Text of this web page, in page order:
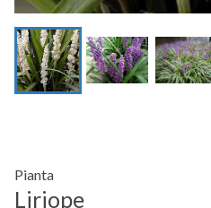
Pianta
Liriope